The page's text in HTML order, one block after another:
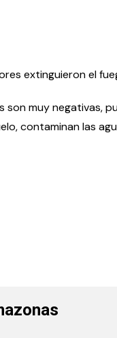
extinguieron el
muy negativas,
contaminan las